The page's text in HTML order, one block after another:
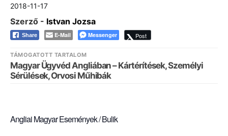
2018-11-17
Szerző - Istvan Jozsa
Share E-Mail Messenger Post
TÁMOGATOTT TARTALOM
Magyar Ügyvéd Angliában – Kártérítések, Személyi
Sérülések, Orvosi Műhibák
Angliai Magyar Események / Bulik